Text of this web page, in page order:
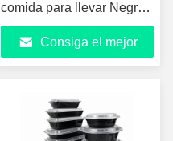
comida para llevar Negro
Microondas Cajas de
comida de plástico
Contenedores de
Consiga el mejor